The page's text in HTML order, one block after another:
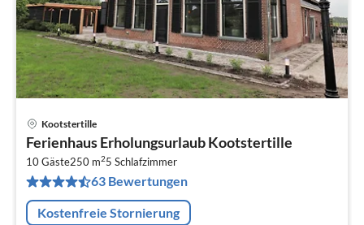
Kootstertille
Ferienhaus Erholungsurlaub Kootstertille
10 Gäste250 m25 Schlafzimmer
63 Bewertungen
Kostenfreie Stornierung